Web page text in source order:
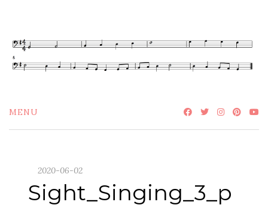
content
MENU
2020-06-02
Sight_Singing_3_p